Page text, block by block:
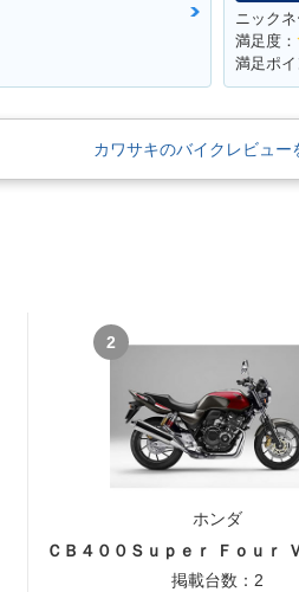
ニック
満足度：
カワサキのバイクレビュー
2
ホンダ
掲載台数：2